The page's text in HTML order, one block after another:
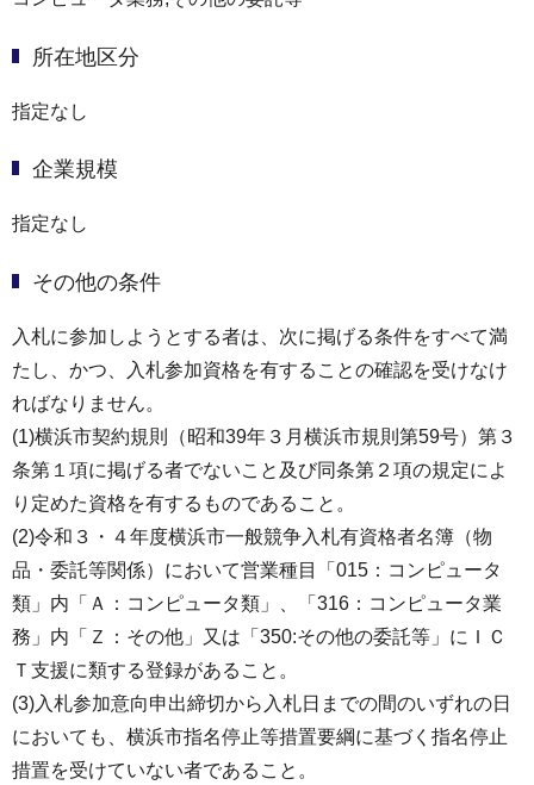
所在地区分
指定なし
企業規模
指定なし
その他の条件
入札に参加しようとする者は、次に掲げる条件をすべて満
たし、かつ、入札参加資格を有することの確認を受けなけ
ればなりません。
(1)横浜市契約規則（昭和39年３月横浜市規則第59号）第３
条第１項に掲げる者でないこと及び同条第２項の規定によ
り定めた資格を有するものであること。
(2)令和３・４年度横浜市一般競争入札有資格者名簿（物
品・委託等関係）において営業種目「015：コンピュータ
類」内「Ａ：コンピュータ類」、「316：コンピュータ業
務」内「Ｚ：その他」又は「350:その他の委託等」にＩＣ
Ｔ支援に類する登録があること。
(3)入札参加意向申出締切から入札日までの間のいずれの日
においても、横浜市指名停止等措置要綱に基づく指名停止
措置を受けていない者であること。